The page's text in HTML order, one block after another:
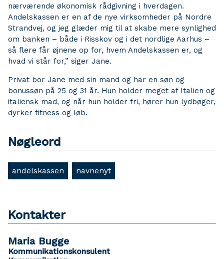
nærværende økonomisk rådgivning i hverdagen.
Andelskassen er en af de nye virksomheder på Nordre
Strandvej, og jeg glæder mig til at skabe mere synlighed
om banken – både i Risskov og i det nordlige Aarhus –
så flere får øjnene op for, hvem Andelskassen er, og
hvad vi står for,” siger Jane.
Privat bor Jane med sin mand og har en søn og
bonussøn på 25 og 31 år. Hun holder meget af Italien og
italiensk mad, og når hun holder fri, hører hun lydbøger,
dyrker fitness og løb.
Nøgleord
andelskassen navnenyt
Kontakter
Maria Bugge
Kommunikationskonsulent